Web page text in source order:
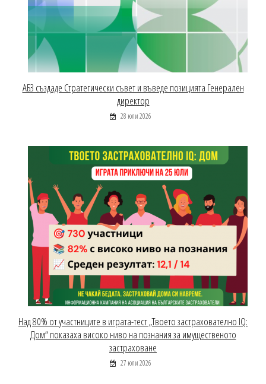
АБЗ създаде Стратегически съвет и въведе позицията Генерален
директор
28 юли 2026
Над 80% от участниците в играта-тест „Твоето застрахователно IQ:
Дом“ показаха високо ниво на познания за имущественото
застраховане
27 юли 2026